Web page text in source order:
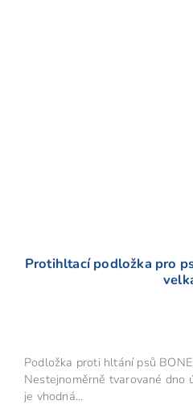
Protihltací podložka pro
Podložka proti hltání psů
Nestejnoměrně tvarované dno
je vhodná...